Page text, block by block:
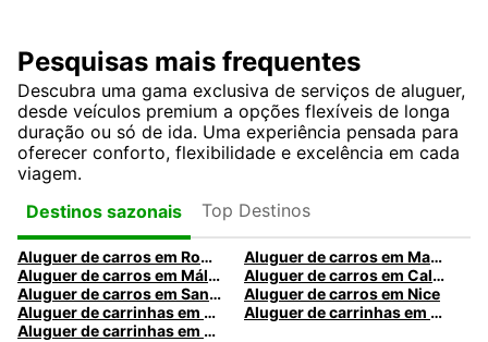
Pesquisas mais frequentes
Descubra uma gama exclusiva de serviços de aluguer,
desde veículos premium a opções flexíveis de longa
duração ou só de ida. Uma experiência pensada para
oferecer conforto, flexibilidade e excelência em cada
viagem.
Destinos sazonais
Top Destinos
Aluguer de carros em Roma
Aluguer de carros em Madrid
Aluguer de carros em Málaga
Aluguer de carros em Caldas da Rainha
Aluguer de carros em Santa Maria da Feira
Aluguer de carros em Nice
Aluguer de carrinhas em Nice
Aluguer de carrinhas em Santa Maria da Feira
Aluguer de carrinhas em Caldas da Rainha